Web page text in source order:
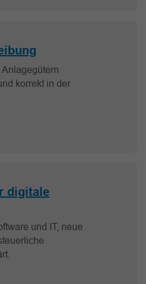
korrekt in der
digitale
und IT, neue